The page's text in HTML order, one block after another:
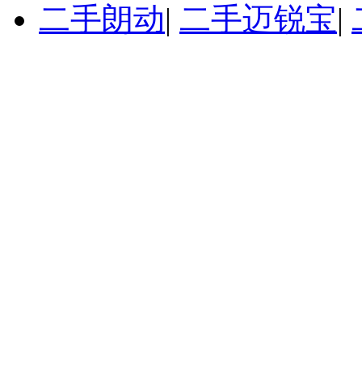
二手朗动| 二手迈锐宝|